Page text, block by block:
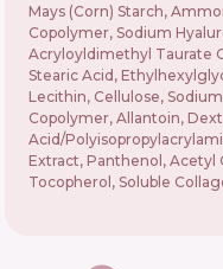
Mays (Corn) Starch,
Copolymer, Sodium
Acryloyldimethyl Taurate
Stearic Acid,
Lecithin, Cellulose,
Copolymer, Allantoin,
Acid/
Extract, Panthenol, Acetyl
Tocopherol, Soluble